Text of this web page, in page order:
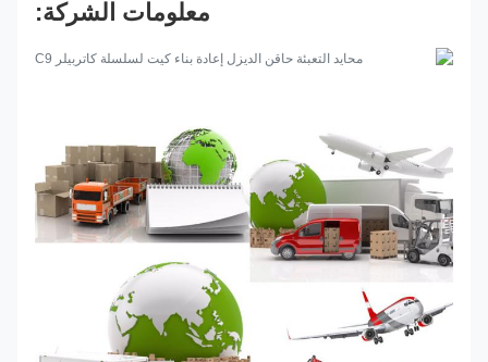
معلومات الشركة: